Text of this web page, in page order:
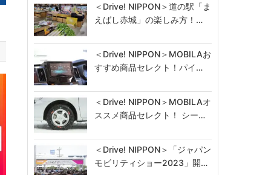
＜Drive! NIPPON＞道の駅「ま
えばし赤城」の楽しみ方！…
＜Drive! NIPPON＞MOBILAお
すすめ商品セレクト！パイ…
＜Drive! NIPPON＞MOBILAオ
ススメ商品セレクト！ シー…
＜Drive! NIPPON＞「ジャパン
モビリティショー2023」開…